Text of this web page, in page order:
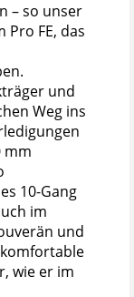
– so unser
Pro FE, das
und
Weg ins
mm
10-Gang
im
und
wie er im